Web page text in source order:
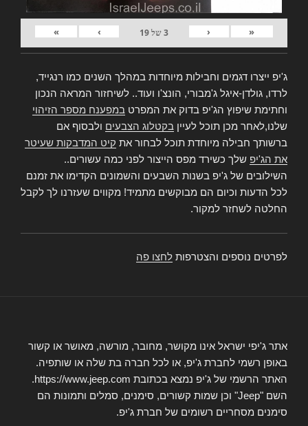
«
‹
3של19
›
»
ג'יפ ייצרו דגמים וחבילות מיוחדות במהלך השנים כמו רנגייד,
לרדו, גולדן-איגל ג'מבורי, הונצ'ו ועוד.. לשיחזור המראה הנכון
וחתימת שיפוץ הג'יפ בדוק את המפרט במפענח מספר הזיהוי
שלנו,לאחר מכן תוכל לעיין בקטלוג הצבעים ולבסוף אם
ברשותך חבילה מיוחדת תוכל לבחור את קיט המדבקות שעיטר
את הג'יפ שלך כשירד מפס הייצור לפני כמה עשורים..
השילובים של ג'יפ בשנות השבעים והשמונים הקדימו את זמנם
לכל הדעות וכיום הם מבוקשים מתמיד! מקווים שעזרנו לך לקבל
החלטה לשחזר למקור.
לפרטים נוספים והצטרפות לחצו פה
אתר ג'יפי ישראל אינו מקושר, מחובר, מורשה, מאושר או קשור
באופן רשמי לחברת ג'יפ, או לכל חברה בת שלה או שותפיה.
האתר הרשמי של ג'יפ נמצא בכתובת https://www.jeep.com.
השם "Jeep" וכן שמות קשורים, סימנים, סמלים ותמונות הם
סימנים מסחריים רשומים של חברת ג'יפ.